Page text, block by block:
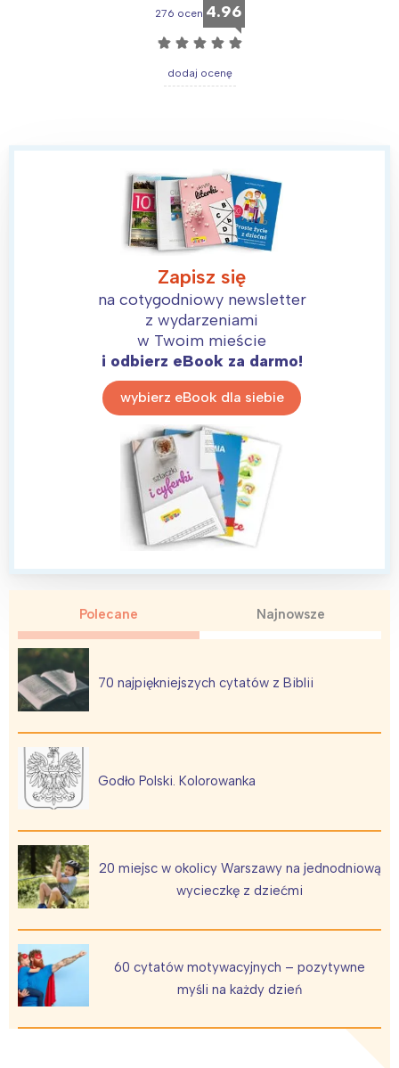
276 ocen 4.96
☆ ☆ ☆ ☆ ☆
dodaj ocenę
Zapisz się
na cotygodniowy newsletter
z wydarzeniami
w Twoim mieście
i odbierz eBook za darmo!
wybierz eBook dla siebie
Polecane Najnowsze
70 najpiękniejszych cytatów z Biblii
Godło Polski. Kolorowanka
20 miejsc w okolicy Warszawy na jednodniową
wycieczkę z dziećmi
60 cytatów motywacyjnych – pozytywne
myśli na każdy dzień